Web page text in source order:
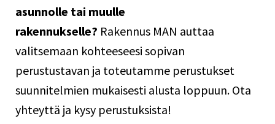
asunnolle tai muulle
rakennukselle? Rakennus MAN auttaa
valitsemaan kohteeseesi sopivan
perustustavan ja toteutamme perustukset
suunnitelmien mukaisesti alusta loppuun. Ota
yhteyttä ja kysy perustuksista!